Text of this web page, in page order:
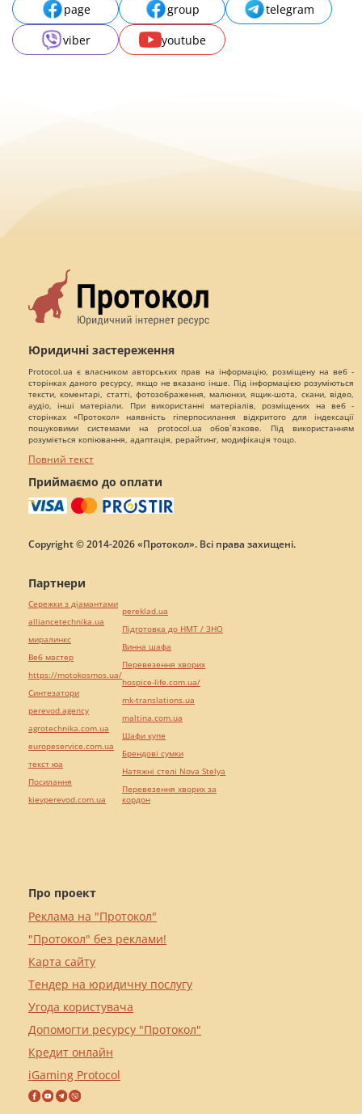
page group
telegram
viber
youtube
Юридичні застереження
Protocol.ua є власником авторських прав на інформацію, розміщену на веб -
сторінках даного ресурсу, якщо не вказано інше. Під інформацією розуміються
тексти, коментарі, статті, фотозображення, малюнки, ящик-шота, скани, відео,
аудіо, інші матеріали. При використанні матеріалів, розміщених на веб -
сторінках «Протокол» наявність гіперпосилання відкритого для індексації
пошуковими системами на protocol.ua обов`язкове. Під використанням
розуміється копіювання, адаптація, рерайтинг, модифікація тощо.
Повний текст
Приймаємо до оплати
Copyright © 2014-2026 «Протокол». Всі права захищені.
Про проект
Реклама на "Протокол"
"Протокол" без реклами!
Карта сайту
Тендер на юридичну послугу
Угода користувача
Допомогти ресурсу "Протокол"
Кредит онлайн
iGaming Protocol
Партнери
Сережки з діамантами
alliancetechnika.ua
миралинкс
Веб мастер
https://motokosmos.ua/
Синтезатори
perevod.agency
agrotechnika.com.ua
europeservice.com.ua
текст юа
Посилання
kievperevod.com.ua
pereklad.ua
Підготовка до НМТ / ЗНО
Винна шафа
Перевезення хворих
hospice-life.com.ua/
mk-translations.ua
maltina.com.ua
Шафи купе
Брендові сумки
Натяжні стелі Nova Stelya
Перевезення хворих за
кордон